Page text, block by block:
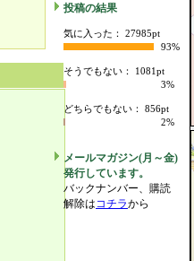
投稿の結果
気に入った： 27985pt
93%
そうでもない： 1081pt
3%
どちらでもない： 856pt
2%
メールマガジン(月～金)
発行しています。
バックナンバー、購読
解除はコチラから